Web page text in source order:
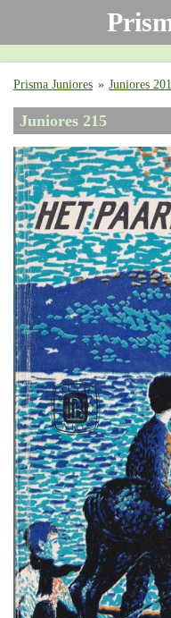
de
Prisma Juniores » Juniores
Juniores 215